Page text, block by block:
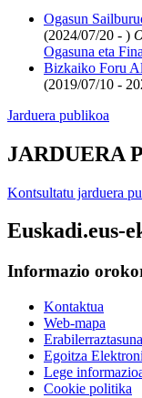
Ogasun
(2024/07/20 - )
Ogasuna eta
Bizkaiko Foru
(2019/07/10 -
Jarduera publikoa
JARDUERA
Kontsultatu jarduera
Euskadi.eus-
Informazio
Kontaktua
Web-mapa
Erabilerraztasuna
Egoitza
Lege
Cookie politika